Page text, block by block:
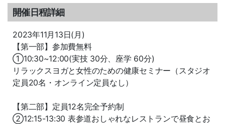
開催日程詳細
2023年11月13日(月)
【第一部】参加費無料
①10:30~12:00(実技 30分、座学 60分)
リラックスヨガと女性のための健康セミナー（スタジオ
定員20名・オンライン定員なし）
【第二部】定員12名完全予約制
②12:15-13:30 表参道おしゃれなレストランで昼食とお